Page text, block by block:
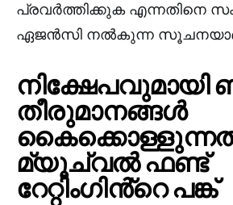
പ്രവർത്തിക്കുക എന്നതിനെ
ഏജൻസി നൽകുന്ന സൂചനയാണ്
നിക്ഷേപവുമായി
തീരുമാനങ്ങൾ
മ്യൂച്വൽ ഫണ്ട്
റേറ്റിംഗിൻ്റെ പങ്ക്